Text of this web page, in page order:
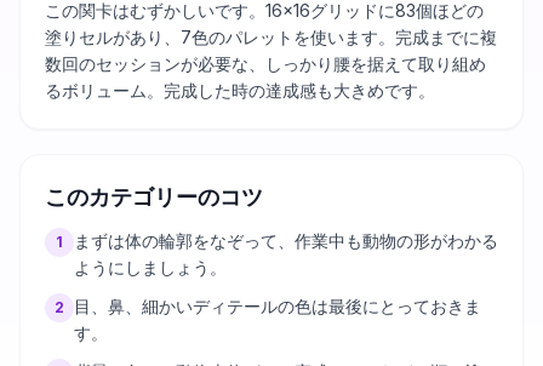
この関卡はむずかしいです。16×16グリッドに83個ほどの
塗りセルがあり、7色のパレットを使います。完成までに複
数回のセッションが必要な、しっかり腰を据えて取り組め
るボリューム。完成した時の達成感も大きめです。
このカテゴリーのコツ
1
まずは体の輪郭をなぞって、作業中も動物の形がわかる
ようにしましょう。
2
目、鼻、細かいディテールの色は最後にとっておきま
す。